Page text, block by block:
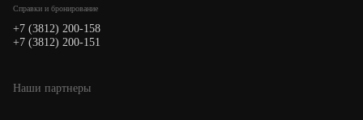
Cправки и бронирование
+7 (3812) 200-158
+7 (3812) 200-151
Наши партнеры